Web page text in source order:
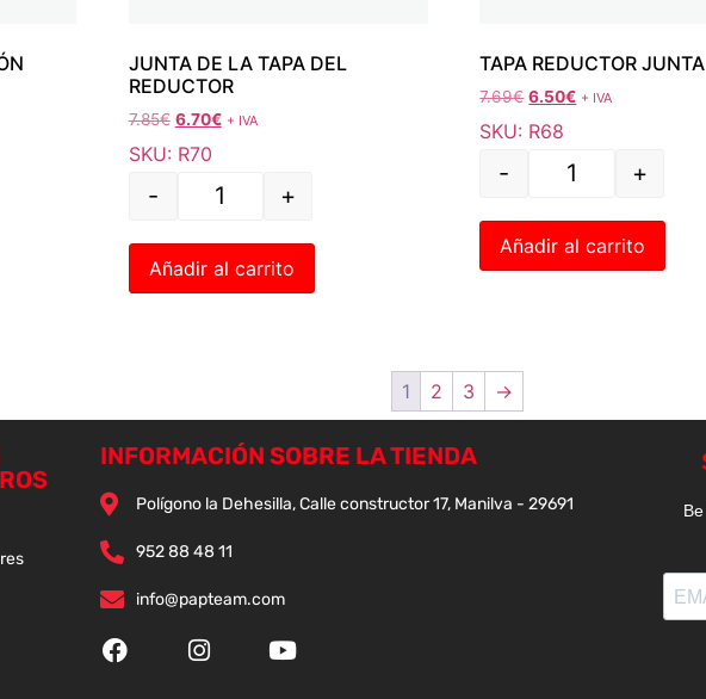
JUNTA DE LA TAPA DEL
REDUCTOR
7.85€ 6.70€ + IVA
SKU: R70
- +
Añadir al carrito
TAPA REDUCTOR JUNTA
7.69€ 6.50€ + IVA
SKU: R68
- +
Añadir al carrito
1 2 3 →
INFORMACIÓN SOBRE LA TIENDA
Polígono la Dehesilla, Calle constructor 17, Manilva - 29691
952 88 48 11
info@papteam.com